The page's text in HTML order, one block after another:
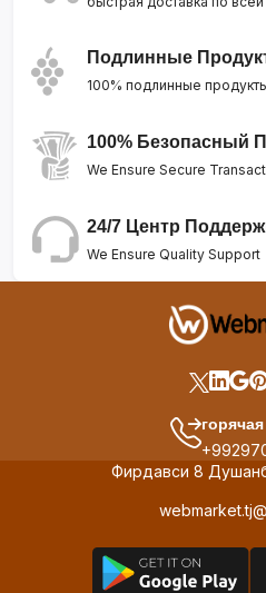
Подлинные
100% подлинные
100% Безопасный
We Ensure Secure
24/7 Центр
We Ensure Quality Support
Фирдавси 8